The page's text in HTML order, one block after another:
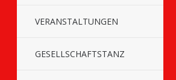
VERANSTALTUNGEN
GESELLSCHAFTSTANZ